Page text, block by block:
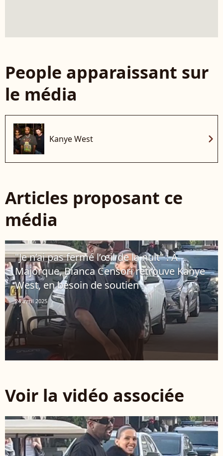
People apparaissant sur
le média
Kanye West chevron_right
Articles proposant ce
média
"Je n’ai pas fermé l’œil de la nuit" : À
Majorque, Bianca Censori retrouve Kanye
West, en besoin de soutien
24 avril 2025
Voir la vidéo associée